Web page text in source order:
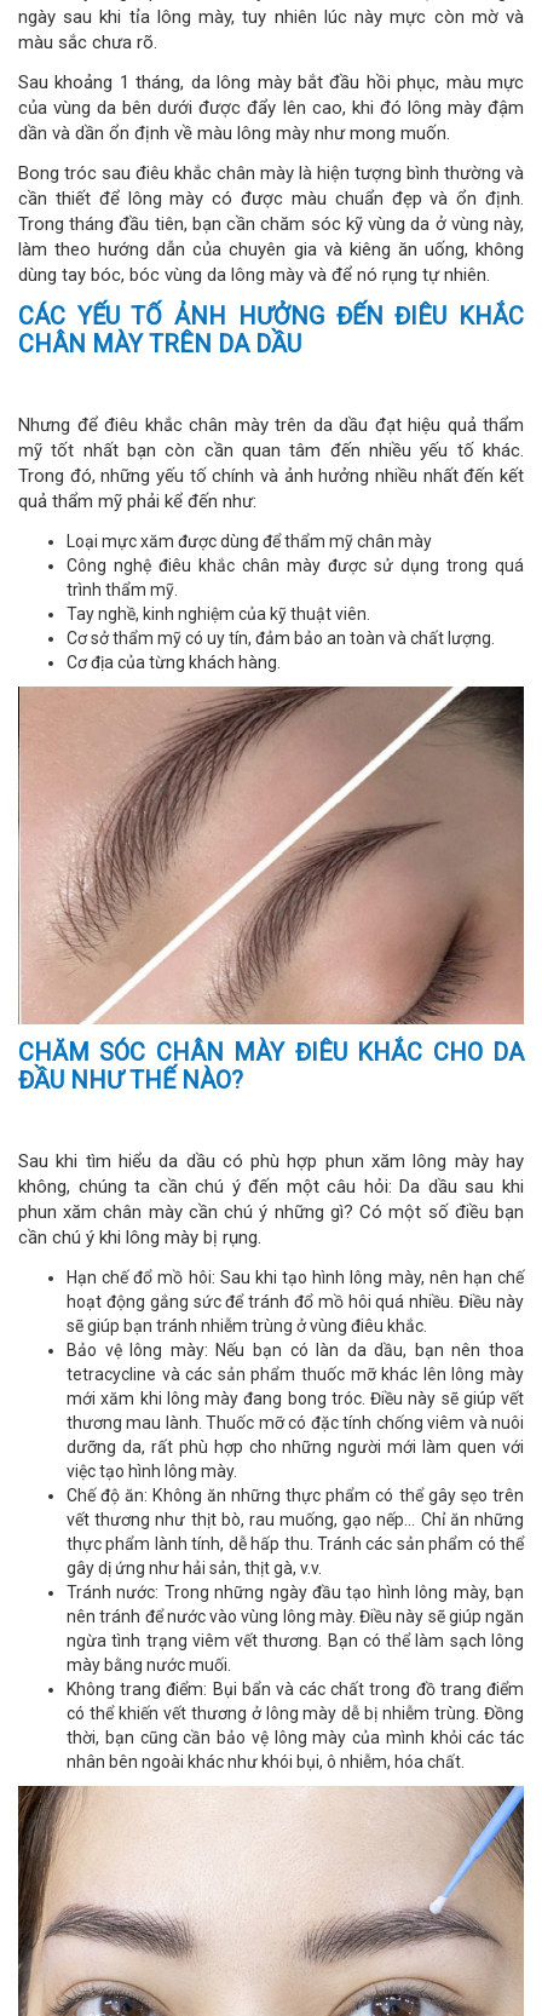
ngày sau khi tỉa lông mày, tuy nhiên lúc này mực còn mờ và
màu sắc chưa rõ.
Sau khoảng 1 tháng, da lông mày bắt đầu hồi phục, màu mực
của vùng da bên dưới được đẩy lên cao, khi đó lông mày đậm
dần và dần ổn định về màu lông mày như mong muốn.
Bong tróc sau điêu khắc chân mày là hiện tượng bình thường và
cần thiết để lông mày có được màu chuẩn đẹp và ổn định.
Trong tháng đầu tiên, bạn cần chăm sóc kỹ vùng da ở vùng này,
làm theo hướng dẫn của chuyên gia và kiêng ăn uống, không
dùng tay bóc, bóc vùng da lông mày và để nó rụng tự nhiên.
CÁC YẾU TỐ ẢNH HƯỞNG ĐẾN ĐIÊU KHẮC
CHÂN MÀY TRÊN DA DẦU
Nhưng để điêu khắc chân mày trên da dầu đạt hiệu quả thẩm
mỹ tốt nhất bạn còn cần quan tâm đến nhiều yếu tố khác.
Trong đó, những yếu tố chính và ảnh hưởng nhiều nhất đến kết
quả thẩm mỹ phải kể đến như:
Loại mực xăm được dùng để thẩm mỹ chân mày
Công nghệ điêu khắc chân mày được sử dụng trong quá
trình thẩm mỹ.
Tay nghề, kinh nghiệm của kỹ thuật viên.
Cơ sở thẩm mỹ có uy tín, đảm bảo an toàn và chất lượng.
Cơ địa của từng khách hàng.
CHĂM SÓC CHÂN MÀY ĐIÊU KHẮC CHO DA
ĐẦU NHƯ THẾ NÀO?
Sau khi tìm hiểu da dầu có phù hợp phun xăm lông mày hay
không, chúng ta cần chú ý đến một câu hỏi: Da dầu sau khi
phun xăm chân mày cần chú ý những gì? Có một số điều bạn
cần chú ý khi lông mày bị rụng.
Hạn chế đổ mồ hôi: Sau khi tạo hình lông mày, nên hạn chế
hoạt động gắng sức để tránh đổ mồ hôi quá nhiều. Điều này
sẽ giúp bạn tránh nhiễm trùng ở vùng điêu khắc.
Bảo vệ lông mày: Nếu bạn có làn da dầu, bạn nên thoa
tetracycline và các sản phẩm thuốc mỡ khác lên lông mày
mới xăm khi lông mày đang bong tróc. Điều này sẽ giúp vết
thương mau lành. Thuốc mỡ có đặc tính chống viêm và nuôi
dưỡng da, rất phù hợp cho những người mới làm quen với
việc tạo hình lông mày.
Chế độ ăn: Không ăn những thực phẩm có thể gây sẹo trên
vết thương như thịt bò, rau muống, gạo nếp… Chỉ ăn những
thực phẩm lành tính, dễ hấp thu. Tránh các sản phẩm có thể
gây dị ứng như hải sản, thịt gà, v.v.
Tránh nước: Trong những ngày đầu tạo hình lông mày, bạn
nên tránh để nước vào vùng lông mày. Điều này sẽ giúp ngăn
ngừa tình trạng viêm vết thương. Bạn có thể làm sạch lông
mày bằng nước muối.
Không trang điểm: Bụi bẩn và các chất trong đồ trang điểm
có thể khiến vết thương ở lông mày dễ bị nhiễm trùng. Đồng
thời, bạn cũng cần bảo vệ lông mày của mình khỏi các tác
nhân bên ngoài khác như khói bụi, ô nhiễm, hóa chất.